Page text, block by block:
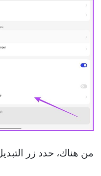
من هناك، حدد زر